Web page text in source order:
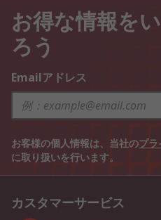
お得な情報を
ろう
Emailアドレス
お客様の個人情報は、当社のプ
に取り扱いを行います。
カスタマーサービス